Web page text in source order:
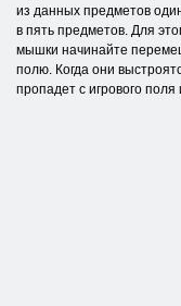
из данных предметов
в пять предметов. Для
мышки начинайте
полю. Когда они
пропадет с игрового поля